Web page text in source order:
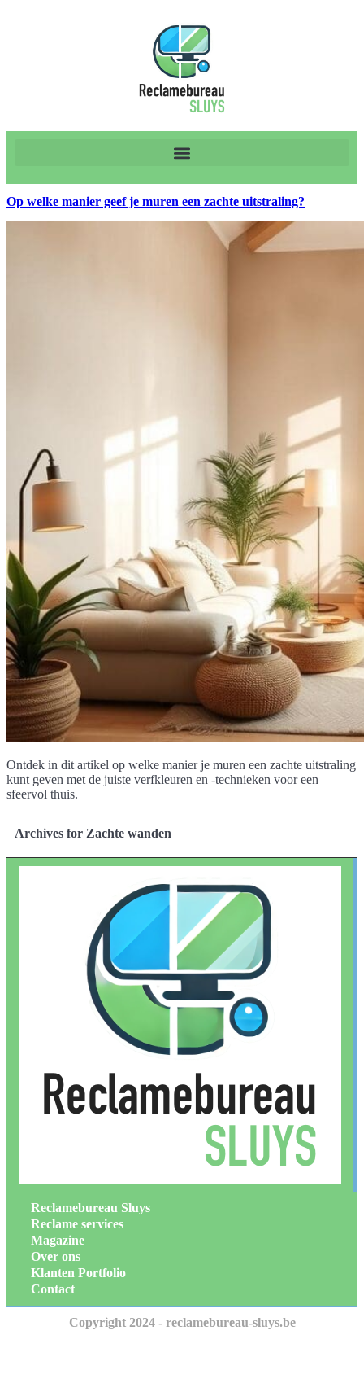
Op welke manier geef je muren een zachte uitstraling?
Ontdek in dit artikel op welke manier je muren een zachte uitstraling
kunt geven met de juiste verfkleuren en -technieken voor een
sfeervol thuis.
Archives for Zachte wanden
Reclamebureau Sluys
Reclame services
Magazine
Over ons
Klanten Portfolio
Contact
Copyright 2024 - reclamebureau-sluys.be